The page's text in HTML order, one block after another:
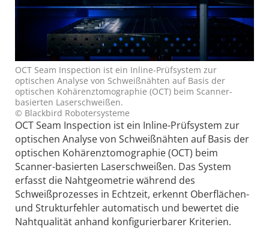
OCT Seam Inspection ist ein Inline-Prüfsystem zur
optischen Analyse von Schweißnähten auf Basis der
optischen Kohärenztomographie (OCT) beim Scanner-
basierten Laserschweißen.
© Blackbird Robotersysteme
OCT Seam Inspection ist ein Inline-Prüfsystem zur
optischen Analyse von Schweißnähten auf Basis der
optischen Kohärenztomographie (OCT) beim
Scanner-basierten Laserschweißen. Das System
erfasst die Nahtgeometrie während des
Schweißprozesses in Echtzeit, erkennt Oberflächen-
und Strukturfehler automatisch und bewertet die
Nahtqualität anhand konfigurierbarer Kriterien.